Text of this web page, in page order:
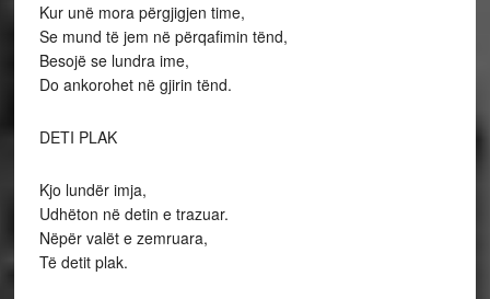
Kur unë mora përgjigjen time,
Se mund të jem në përqafimin tënd,
Besojë se lundra ime,
Do ankorohet në gjirin tënd.
DETI PLAK
Kjo lundër imja,
Udhëton në detin e trazuar.
Nëpër valët e zemruara,
Të detit plak.